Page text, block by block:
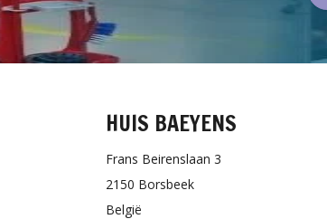
HUIS BAEYENS
Frans Beirenslaan 3
2150 Borsbeek
België